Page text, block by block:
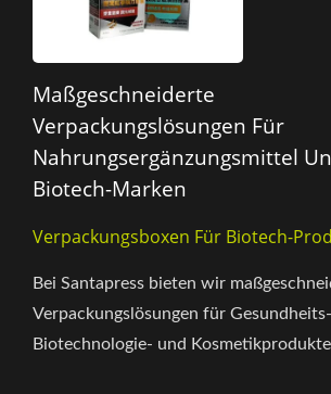
Maßgeschneiderte
Verpackungslösungen Für
Nahrungsergänzungsmittel
Biotech-Marken
Verpackungsboxen Für Biotech-
Bei Santapress bieten wir
Verpackungslösungen für
Biotechnologie- und